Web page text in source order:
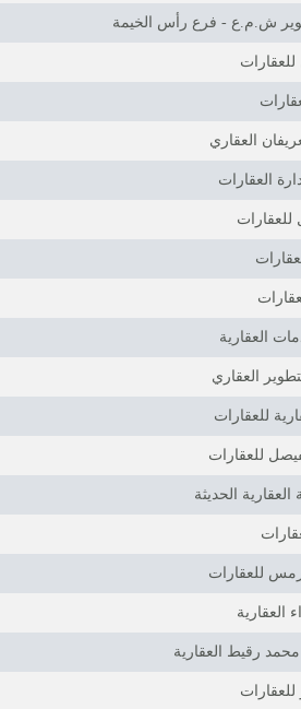
ش.م.ع - فرع رأس الخيمة
للعقارات
العقاري
العقارات
للعقارات
العقارية
العقاري
للعقارات
للعقارات
الحديثة
للعقارات
العقارية
رقيط العقارية
للعقارات